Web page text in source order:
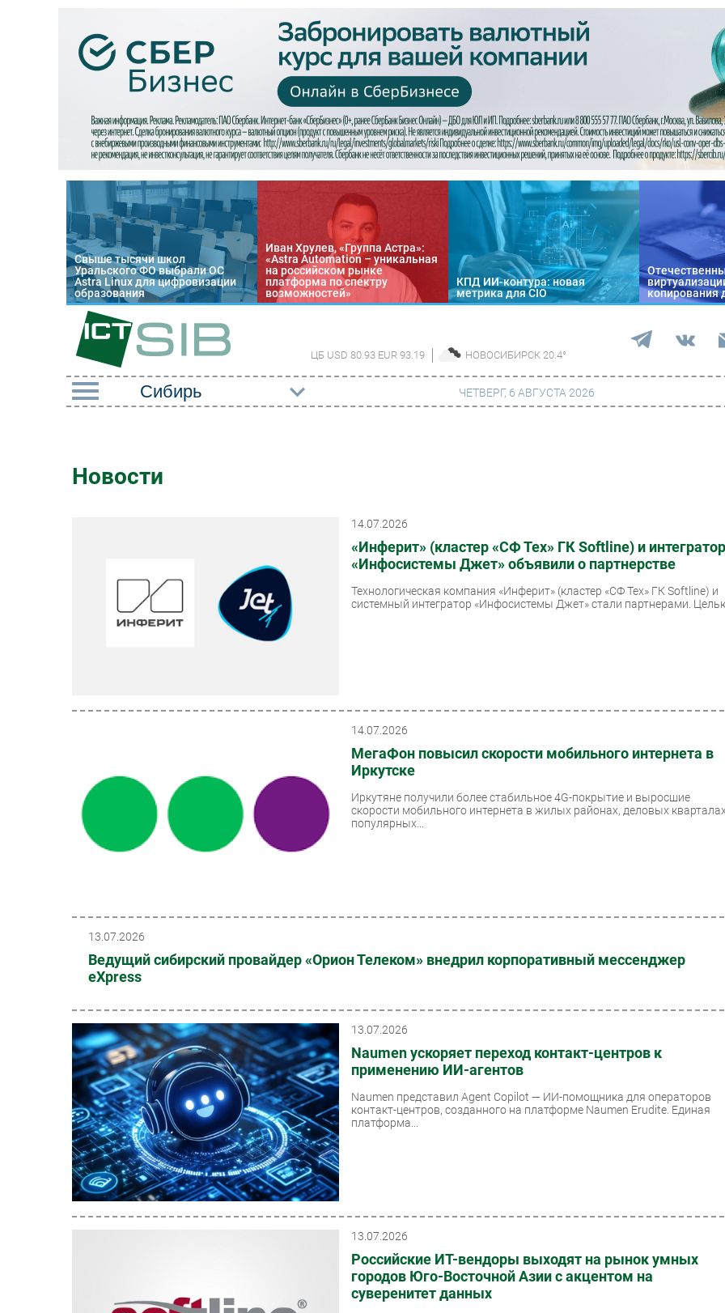
Свыше тысячи школ
Уральского ФО выбрали ОС
Astra Linux для цифровизации
образования
Иван Хрулев, «Группа Астра»:
«Astra Automation – уникальная
на российском рынке
платформа по спектру
возможностей»
КПД ИИ-контура: новая
метрика для CIO
копирования
ЦБ USD 80.93 EUR 93.19 НОВОСИБИРСК 20.4°
Импорто­замещение
Фиксированная связь
Интеграция
Оборудование
Outsourcing
Инновации
CIO/Управление ИТ
Гаджеты
ЧЕТВЕРГ, 6 АВГУСТА 2026
Новости
14.07.2026
«Инферит» (кластер «СФ Тех» ГК Softline) и
«Инфосистемы Джет» объявили о партнерстве
Технологическая компания «Инферит» (кластер «СФ Тех» ГК Softline) и
системный интегратор «Инфосистемы Джет» стали партнерами.
14.07.2026
МегаФон повысил скорости мобильного интернета в
Иркутске
Иркутяне получили более стабильное 4G-покрытие и выросшие
скорости мобильного интернета в жилых районах, деловых
популярных...
13.07.2026
Ведущий сибирский провайдер «Орион Телеком» внедрил корпоративный мессенджер
eXpress
13.07.2026
Naumen ускоряет переход контакт-центров к
применению ИИ-агентов
Naumen представил Agent Copilot — ИИ-помощника для операторов
контакт-центров, созданного на платформе Naumen Erudite. Единая
платформа...
13.07.2026
Российские ИТ-вендоры выходят на рынок умных
городов Юго-Восточной Азии с акцентом на
суверенитет данных